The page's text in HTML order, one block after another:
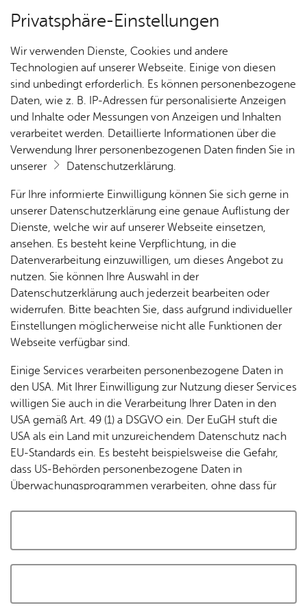
Kartenansicht
Cookie-Hinweis
Zum Laden dieser Karte wird eine Verbindung zu externen
Servern hergestellt. Diese verwenden Cookies und andere
Tracking-Technologien, um die Bedienung zu
personalisieren und zu verbessern. Weitere Informationen
finden Sie in unsererDatenschutzerklärung
Cookies akzeptieren und Karte laden
Privatsphäre-Einstellungen
Wir verwenden Dienste, Cookies und andere
Technologien auf unserer Webseite. Einige von diesen
sind unbedingt erforderlich. Es können personenbezogene
Daten, wie z. B. IP-Adressen für personalisierte Anzeigen
und Inhalte oder Messungen von Anzeigen und Inhalten
verarbeitet werden. Detaillierte Informationen über die
Verwendung Ihrer personenbezogenen Daten finden Sie in
unserer
Datenschutzerklärung.
Für Ihre informierte Einwilligung können Sie sich gerne in
unserer Datenschutzerklärung eine genaue Auflistung der
Dienste, welche wir auf unserer Webseite einsetzen,
ansehen. Es besteht keine Verpflichtung, in die
Datenverarbeitung einzuwilligen, um dieses Angebot zu
nutzen. Sie können Ihre Auswahl in der
Datenschutzerklärung auch jederzeit bearbeiten oder
widerrufen. Bitte beachten Sie, dass aufgrund individueller
Einstellungen möglicherweise nicht alle Funktionen der
Webseite verfügbar sind.
Einige Services verarbeiten personenbezogene Daten in
den USA. Mit Ihrer Einwilligung zur Nutzung dieser Services
willigen Sie auch in die Verarbeitung Ihrer Daten in den
USA gemäß Art. 49 (1) a DSGVO ein. Der EuGH stuft die
USA als ein Land mit unzureichendem Datenschutz nach
EU-Standards ein. Es besteht beispielsweise die Gefahr,
dass US-Behörden personenbezogene Daten in
Überwachungsprogrammen verarbeiten, ohne dass für